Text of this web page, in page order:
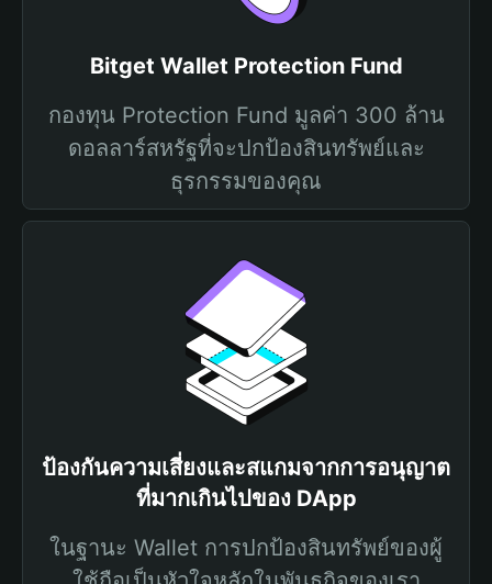
Bitget Wallet Protection Fund
กองทุน Protection Fund มูลค่า 300 ล้าน
ดอลลาร์สหรัฐที่จะปกป้องสินทรัพย์และ
ธุรกรรมของคุณ
ป้องกันความเสี่ยงและสแกมจากการอนุญาต
ที่มากเกินไปของ DApp
ในฐานะ Wallet การปกป้องสินทรัพย์ของผู้